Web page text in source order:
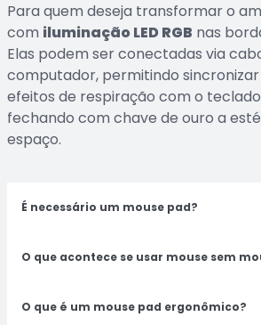
Para quem deseja transformar o
com iluminação LED RGB nas
Elas podem ser conectadas via
computador, permitindo sincronizar
efeitos de respiração com o
fechando com chave de ouro a
espaço.
É necessário um mouse pad?
pode significar a diferença entre um
desempenho nos jogos. Um mouse pad
O que acontece se usar mouse sem
mas pode não ser o ideal. Primeiro, a
está usando o mouse pode não
O que é um mouse pad ergonômico?